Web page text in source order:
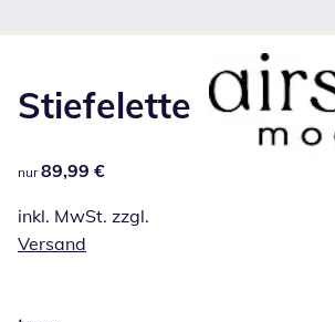
Stiefelette
89,99 €
nur 89,99 €
inkl. MwSt. zzgl.
Versand